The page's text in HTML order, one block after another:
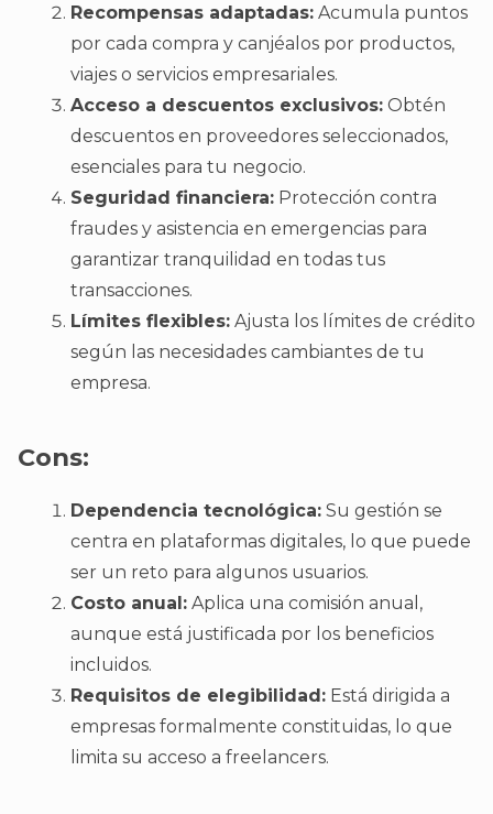
Recompensas adaptadas: Acumula puntos
por cada compra y canjéalos por productos,
viajes o servicios empresariales.
Acceso a descuentos exclusivos: Obtén
descuentos en proveedores seleccionados,
esenciales para tu negocio.
Seguridad financiera: Protección contra
fraudes y asistencia en emergencias para
garantizar tranquilidad en todas tus
transacciones.
Límites flexibles: Ajusta los límites de crédito
según las necesidades cambiantes de tu
empresa.
Cons:
Dependencia tecnológica: Su gestión se
centra en plataformas digitales, lo que puede
ser un reto para algunos usuarios.
Costo anual: Aplica una comisión anual,
aunque está justificada por los beneficios
incluidos.
Requisitos de elegibilidad: Está dirigida a
empresas formalmente constituidas, lo que
limita su acceso a freelancers.